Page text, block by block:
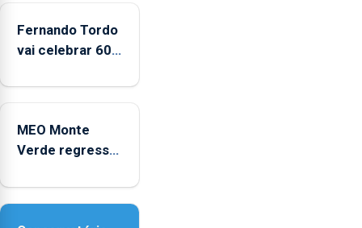
Fernando Tordo
vai celebrar 60
no Coliseu
MEO Monte
Verde regressa
acessibilidade